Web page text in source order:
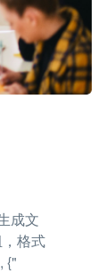
成文
格式
{"